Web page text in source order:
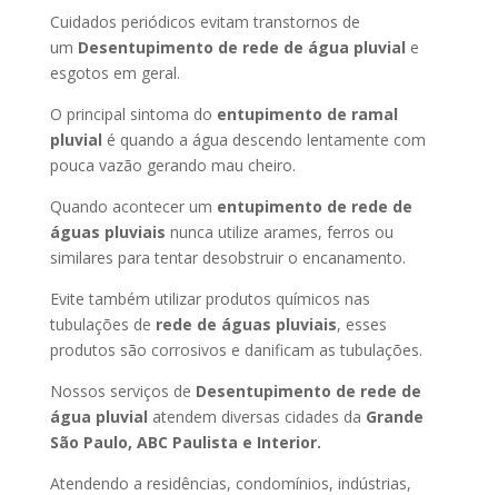
Cuidados periódicos evitam transtornos de
um Desentupimento de rede de água pluvial e
esgotos em geral.
O principal sintoma do entupimento de ramal
pluvial é quando a água descendo lentamente com
pouca vazão gerando mau cheiro.
Quando acontecer um entupimento de rede de
águas pluviais nunca utilize arames, ferros ou
similares para tentar desobstruir o encanamento.
Evite também utilizar produtos químicos nas
tubulações de rede de águas pluviais, esses
produtos são corrosivos e danificam as tubulações.
Nossos serviços de Desentupimento de rede de
água pluvial atendem diversas cidades da Grande
São Paulo, ABC Paulista e Interior.
Atendendo a residências, condomínios, indústrias,